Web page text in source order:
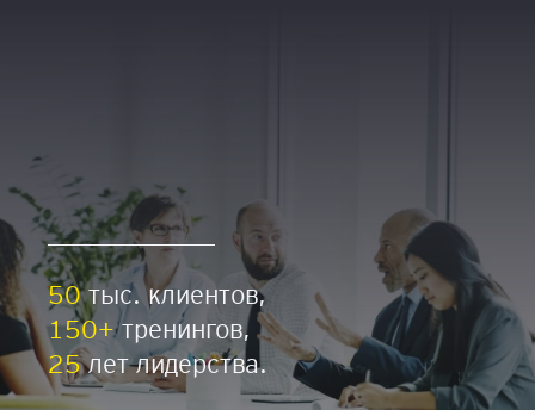
50тыс. клиентов,
150+тренингов,
25лет лидерства.